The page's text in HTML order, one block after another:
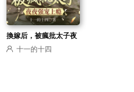
換嫁后，被瘋批太子夜
夜強寵上癮
十一的十四